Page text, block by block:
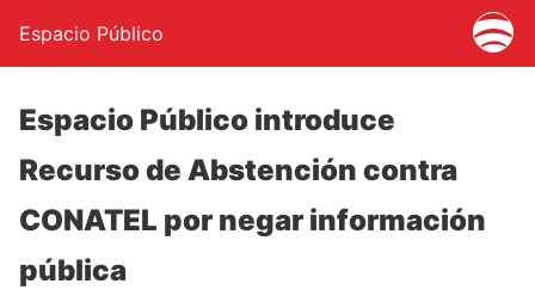
Espacio Público
Espacio Público introduce
Recurso de Abstención contra
CONATEL por negar información
pública